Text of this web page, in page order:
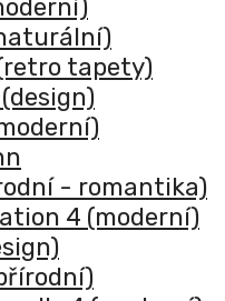
tapety)
- romantika)
4 (moderní)